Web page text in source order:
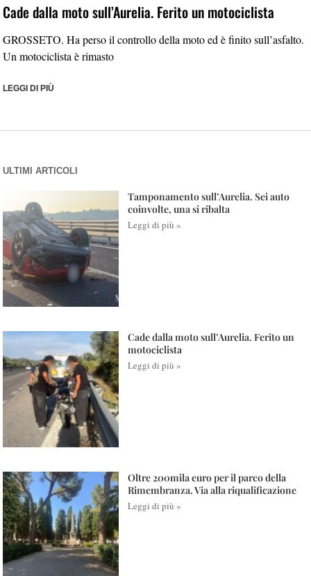
Cade dalla moto sull’Aurelia. Ferito un motociclista
GROSSETO. Ha perso il controllo della moto ed è finito sull’asfalto.
Un motociclista è rimasto
LEGGI DI PIÙ
ULTIMI ARTICOLI
Tamponamento sull’Aurelia. Sei auto
coinvolte, una si ribalta
Leggi di più »
Cade dalla moto sull’Aurelia. Ferito un
motociclista
Leggi di più »
Oltre 200mila euro per il parco della
Rimembranza. Via alla riqualificazione
Leggi di più »